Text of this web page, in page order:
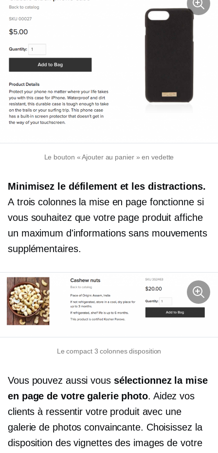
Le bouton « Ajouter au panier » en vedette
Minimisez le défilement et les distractions.
A trois colonnesla mise en page fonctionne si
vous souhaitez que votre page produit affiche
un maximum d'informations sans mouvements
supplémentaires.
Le compact 3 colonnesdisposition
Vous pouvez aussi vous sélectionnez la mise
en page de votre galerie photo. Aidez vos
clients à ressentir votre produit avec une
galerie de photos convaincante. Choisissez la
disposition des vignettes des images de votre